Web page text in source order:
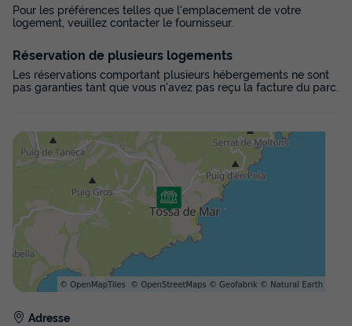
Pour les préférences telles que l'emplacement de votre
logement, veuillez contacter le fournisseur.
Réservation de plusieurs logements
Les réservations comportant plusieurs hébergements ne sont
pas garanties tant que vous n'avez pas reçu la facture du parc.
Adresse